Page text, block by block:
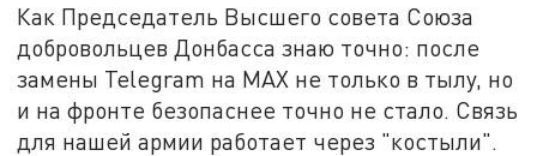
Как Председатель Высшего совета Союза
добровольцев Донбасса знаю точно: после
замены Telegram на MAX не только в тылу, но
и на фронте безопаснее точно не стало. Связь
для нашей армии работает через "костыли".